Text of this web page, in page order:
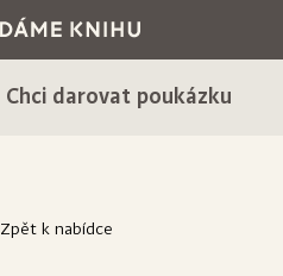
Chci darovat poukázku
Zpět k nabídce